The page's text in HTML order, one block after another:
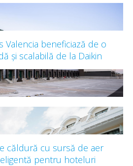
Valencia beneficiază de o
și scalabilă de la Daikin
căldură cu sursă de aer
pentru hoteluri